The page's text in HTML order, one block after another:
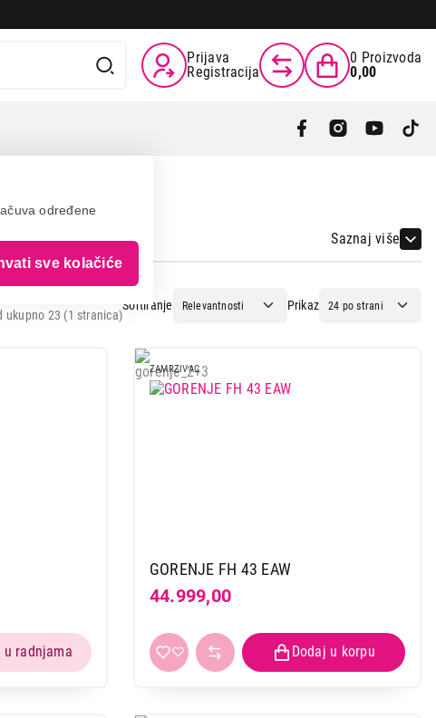
određene
sve kolačiće
Prijava
Registracija
0 Proizvoda
0,00
Saznaj više
Sortiranje Prikaz
ukupno 23 (1 stranica)
ZAMRZIVAC
GORENJE FH 43 EAW
44.999,00